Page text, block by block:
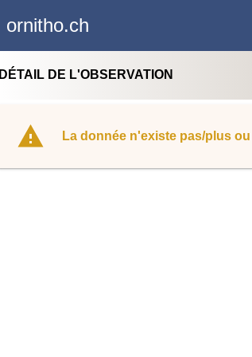
ornitho.ch
DÉTAIL DE L'OBSERVATION
La donnée n'existe pas/plus